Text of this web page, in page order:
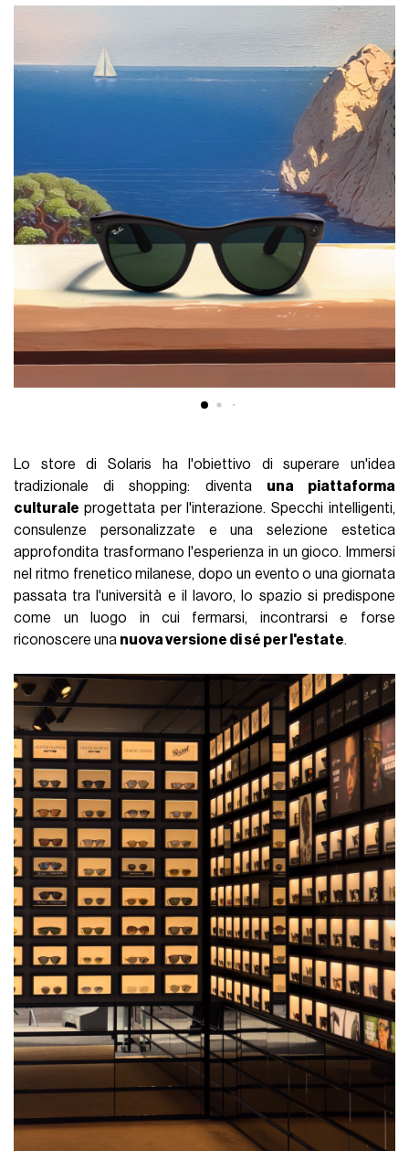
Lo store di Solaris ha l'obiettivo di superare un'idea
tradizionale di shopping: diventa una piattaforma
culturale progettata per l'interazione. Specchi intelligenti,
consulenze personalizzate e una selezione estetica
approfondita trasformano l'esperienza in un gioco. Immersi
nel ritmo frenetico milanese, dopo un evento o una giornata
passata tra l'università e il lavoro, lo spazio si predispone
come un luogo in cui fermarsi, incontrarsi e forse
riconoscere una nuova versione di sé per l'estate.